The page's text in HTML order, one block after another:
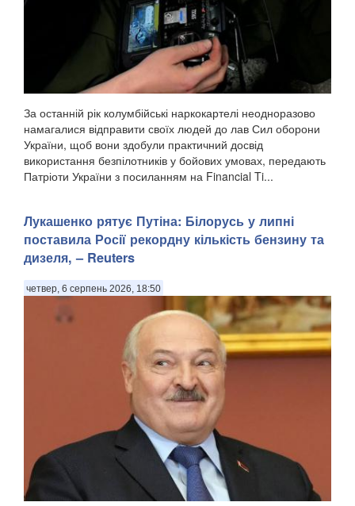
За останній рік колумбійські наркокартелі неодноразово
намагалися відправити своїх людей до лав Сил оборони
України, щоб вони здобули практичний досвід
використання безпілотників у бойових умовах, передають
Патріоти України з посиланням на Financial Ti...
Лукашенко рятує Путіна: Білорусь у липні
поставила Росії рекордну кількість бензину та
дизеля, – Reuters
четвер, 6 серпень 2026, 18:50